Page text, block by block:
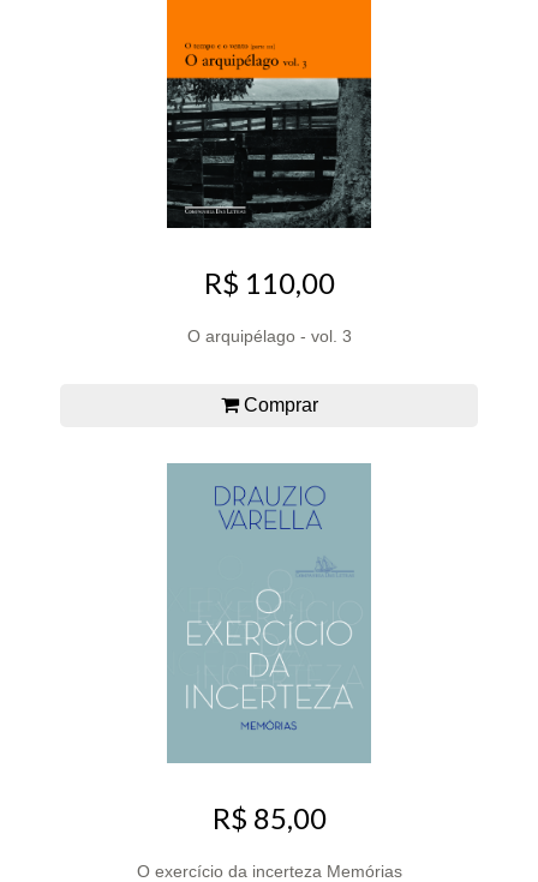
R$ 110,00
O arquipélago - vol. 3
Comprar
R$ 85,00
O exercício da incerteza Memórias